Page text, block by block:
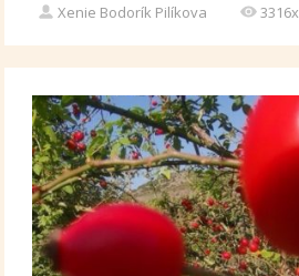
Xenie Bodorík Pilíkova 3316x